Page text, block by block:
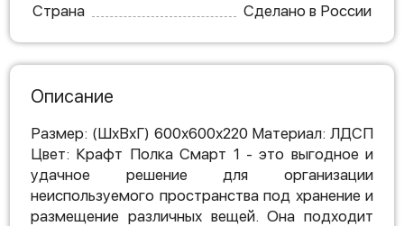
Страна
Сделано в России
Описание
Размер: (ШхВхГ) 600х600х220 Материал: ЛДСП
Цвет: Крафт Полка Смарт 1 - это выгодное и
удачное решение для организации
неиспользуемого пространства под хранение и
размещение различных вещей. Она подходит